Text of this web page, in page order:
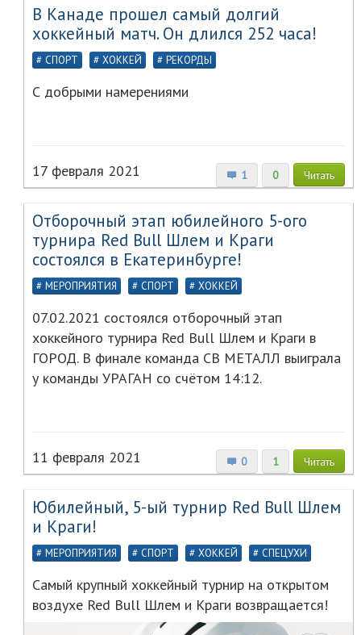
В Канаде прошел самый долгий
хоккейный матч. Он длился 252 часа!
СПОРТ ХОККЕЙ РЕКОРДЫ
С добрыми намерениями
1 0 Читать
17 февраля 2021
Отборочный этап юбилейного 5-ого
турнира Red Bull Шлем и Краги
состоялся в Екатеринбурге!
МЕРОПРИЯТИЯ СПОРТ ХОККЕЙ
07.02.2021 состоялся отборочный этап
хоккейного турнира Red Bull Шлем и Краги в
ГОРОД. В финале команда СВ МЕТАЛЛ выиграла
у команды УРАГАН со счётом 14:12.
0 1 Читать
11 февраля 2021
Юбилейный, 5-ый турнир Red Bull Шлем
и Краги!
МЕРОПРИЯТИЯ СПОРТ ХОККЕЙ СПЕЦУХИ
Самый крупный хоккейный турнир на открытом
воздухе Red Bull Шлем и Краги возвращается!